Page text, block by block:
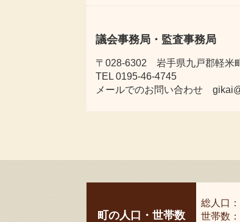
議会事務局・監査事務局
〒028-6302 岩手県九戸郡軽米
TEL 0195-46-4745
メールでのお問い合わせ
町の人口・世帯数
総人口：
世帯数